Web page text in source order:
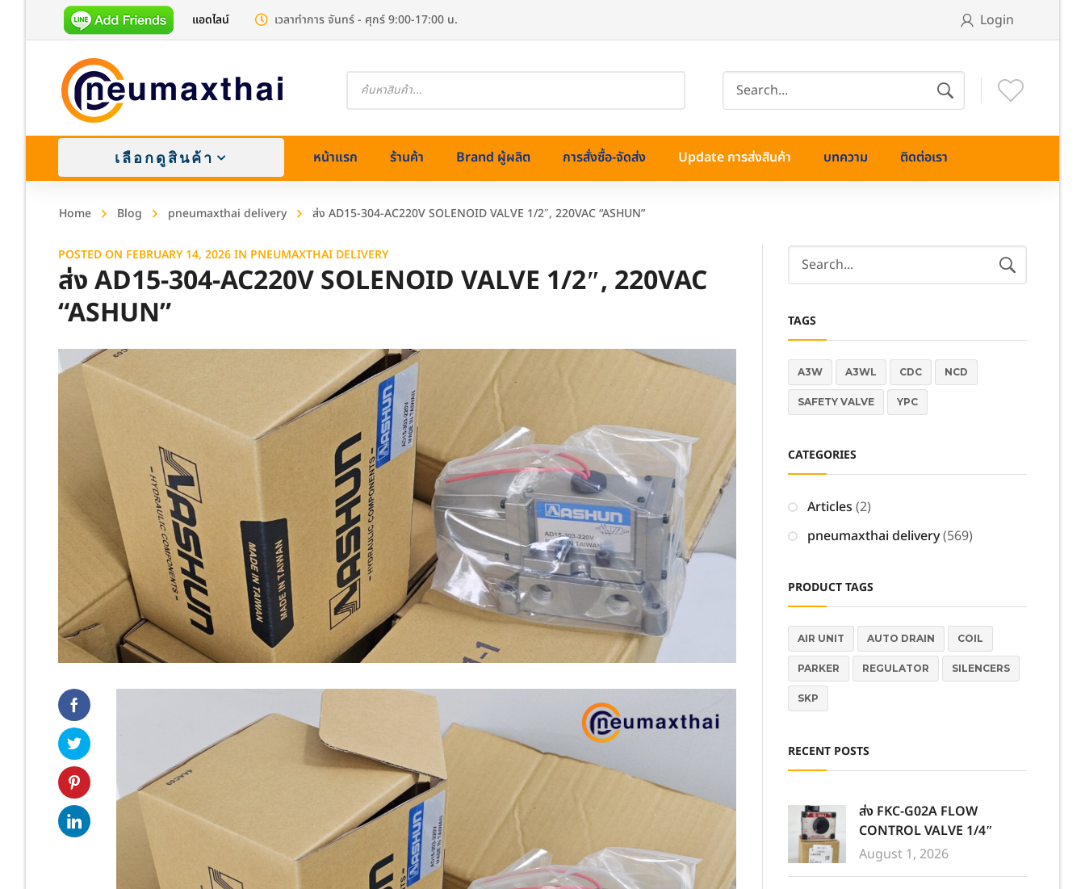
แอดไลน์ เวลาทำการ จันทร์ - ศุกร์ 9:00-17:00 น. Login
Products
เลือกดูสินค้า
Cast Iron (เหล็กหล่อ)
หน้าแรก ร้านค้า Brand ผู้ผลิต การสั่งซื้อ-จัดส่ง Update การส่งสินค้า บทความ ติดต่อเรา
Home Blog pneumaxthai delivery ส่ง AD15-304-AC220V SOLENOID VALVE 1/2″, 220VAC “ASHUN”
POSTED ON FEBRUARY 14, 2026IN PNEUMAXTHAI DELIVERY
ส่ง AD15-304-AC220V SOLENOID VALVE 1/2″, 220VAC
“ASHUN”
TAGS
A3W A3WL CDC NCD
SAFETY VALVE YPC
CATEGORIES
Articles (2)
pneumaxthai delivery(569)
PRODUCT TAGS
AIR UNIT AUTO DRAIN COIL
PARKER REGULATOR SILENCERS
SKP
RECENT POSTS
ส่ง FKC-G02A FLOW
CONTROL VALVE 1/4″
August 1, 2026